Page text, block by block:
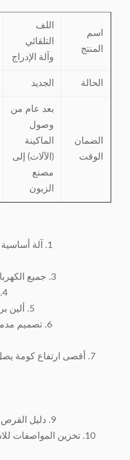
اسم
المنتج
اللف
التلقائي
وآلة الإدراج
الحالة الجديد
الضمان
الوقت
بعد عام من
وصول
الماكينة
(الآلات) إلى
مصنع
الزبون
1. آلة أساسية كاملة مع الضوابط ، وأداة أقل.
3. جميع الكهربائية والهوائية - أي الهيدروليكية.
4. آلة طلاء بالمينا حسب الطلب.
5. ألين برادلي المراقب المالي للبرمجة.
6. تصميم مدمج على عجلات لسهولة النقل و
9. دليل القرص الدوار الجيبية الدقيقة السلس.
10. تخزين المواصفات